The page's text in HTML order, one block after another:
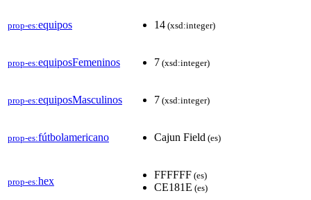
prop-es:equipos 14 (xsd:integer)
prop-es:equiposFemeninos 7 (xsd:integer)
prop-es:equiposMasculinos 7 (xsd:integer)
prop-es:fútbolamericano Cajun Field (es)
prop-es:hex
FFFFFF (es)
CE181E (es)